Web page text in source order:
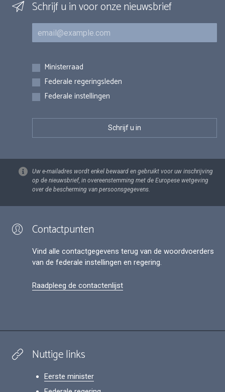
Schrijf u in voor onze nieuwsbrief
E-mail
Inschrijvingen
Ministerraad
Federale regeringsleden
Federale instellingen
Uw e-mailadres wordt enkel bewaard en gebruikt voor uw inschrijving
op de nieuwsbrief, in overeenstemming met de Europese wetgeving
over de bescherming van persoonsgegevens.
Contactpunten
Vind alle contactgegevens terug van de woordvoerders
van de federale instellingen en regering.
Raadpleeg de contactenlijst
Nuttige links
Eerste minister